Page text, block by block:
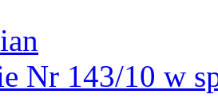
Nr 143/10 w